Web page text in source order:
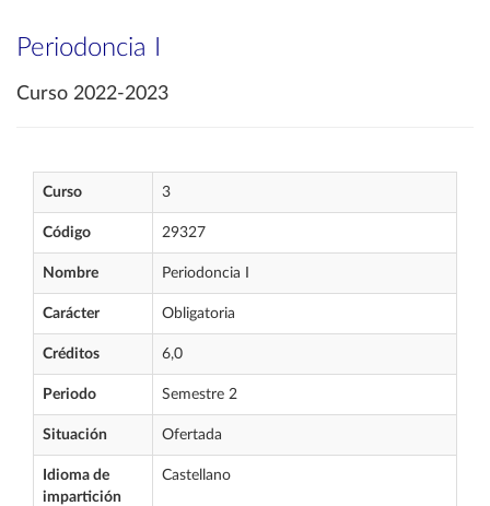
Periodoncia I
Curso 2022-2023
Curso 3
Código 29327
Nombre Periodoncia I
Carácter Obligatoria
Créditos 6,0
Periodo Semestre 2
Situación Ofertada
Idioma de
impartición
Castellano